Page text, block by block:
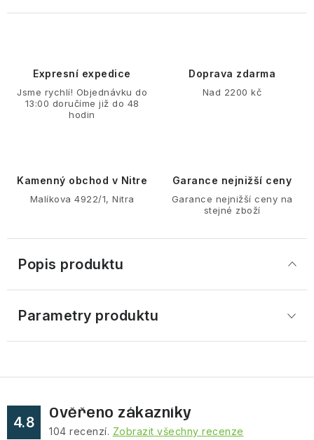
Expresní expedice
Jsme rychlí! Objednávku do
13:00 doručíme již do 48
hodin
Doprava zdarma
Nad 2200 kč
Kamenný obchod v Nitre
Malíkova 4922/1, Nitra
Garance nejnižší ceny
Garance nejnižší ceny na
stejné zboží
Popis produktu
Parametry produktu
4.8
Ověřeno zákazníky
104 recenzí. Zobrazit všechny recenze